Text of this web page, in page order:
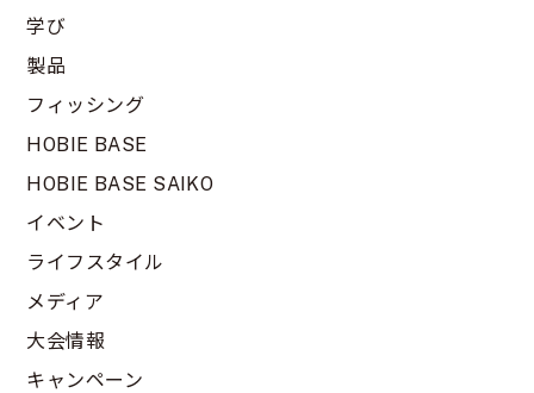
学び
製品
フィッシング
HOBIE BASE
HOBIE BASE SAIKO
イベント
ライフスタイル
メディア
大会情報
キャンペーン